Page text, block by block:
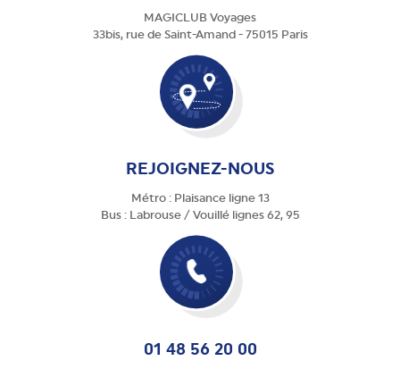
MAGICLUB Voyages
33bis, rue de Saint-Amand - 75015 Paris
REJOIGNEZ-NOUS
Métro : Plaisance ligne 13
Bus : Labrouse / Vouillé lignes 62, 95
01 48 56 20 00